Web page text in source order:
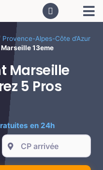
Provence-Alpes-Côte d’Azur
Marseille 13eme
Marseille
5 Pros
en 24h